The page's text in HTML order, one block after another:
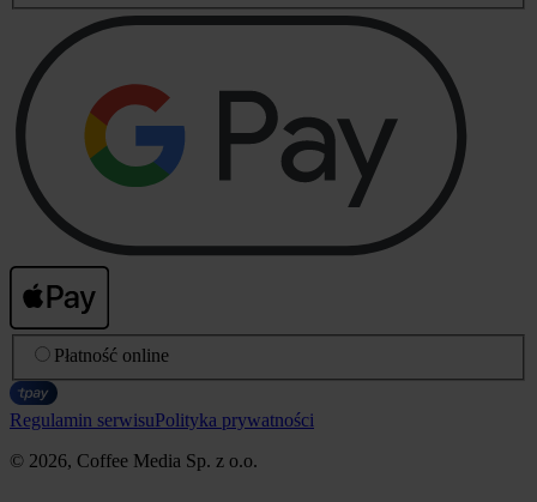
Płatność online
Regulamin serwisuPolityka prywatności
© 2026, Coffee Media Sp. z o.o.